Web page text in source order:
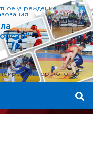
учреждение
ул. Горького, 30